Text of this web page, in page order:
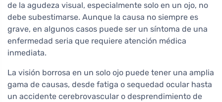
de la agudeza visual, especialmente solo en un ojo, no
debe subestimarse. Aunque la causa no siempre es
grave, en algunos casos puede ser un síntoma de una
enfermedad seria que requiere atención médica
inmediata.
La visión borrosa en un solo ojo puede tener una amplia
gama de causas, desde fatiga o sequedad ocular hasta
un accidente cerebrovascular o desprendimiento de